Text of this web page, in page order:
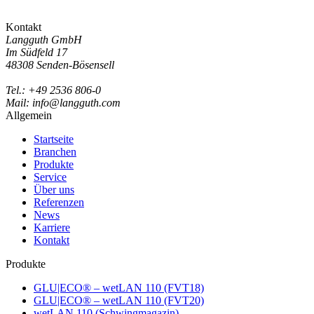
Kontakt
Langguth GmbH
Im Südfeld 17
48308 Senden-Bösensell
Tel.: +49 2536 806-0
Mail: info@langguth.com
Allgemein
Startseite
Branchen
Produkte
Service
Über uns
Referenzen
News
Karriere
Kontakt
Produkte
GLU|ECO® – wetLAN 110 (FVT18)
GLU|ECO® – wetLAN 110 (FVT20)